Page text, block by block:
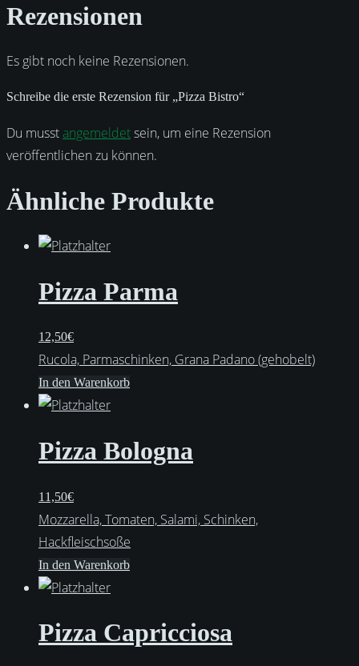
Rezensionen
Es gibt noch keine Rezensionen.
Schreibe die erste Rezension für „Pizza Bistro“
Du musst angemeldetsein, um eine Rezension
veröffentlichen zu können.
Ähnliche Produkte
Pizza Parma
12,50€
Rucola, Parmaschinken, Grana Padano (gehobelt)
In den Warenkorb
Pizza Bologna
11,50€
Mozzarella, Tomaten, Salami, Schinken,
Hackfleischsoße
In den Warenkorb
Pizza Capricciosa